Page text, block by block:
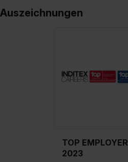
der Kategorien „Präferenzen“,
II). Du kannst die von dir
zeigen“. Weitere Informationen:
Auszeichnungen
TOP EMPLOYER
2023